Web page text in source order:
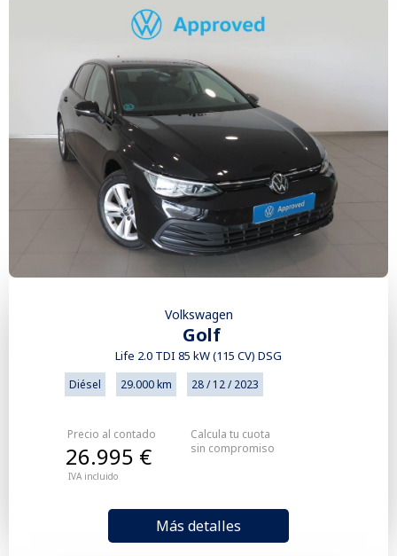
Volkswagen
Golf
Life 2.0 TDI 85 kW (115 CV) DSG
Diésel 29.000 km 28 / 12 / 2023
Precio al contado
IVA incluido
26.995 €
Más detalles
Calcula tu cuota
sin compromiso